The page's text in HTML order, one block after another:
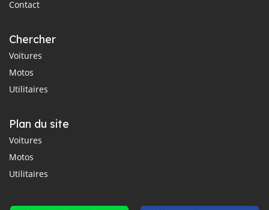
Contact
Chercher
Voitures
Motos
Utilitaires
Plan du site
Voitures
Motos
Utilitaires